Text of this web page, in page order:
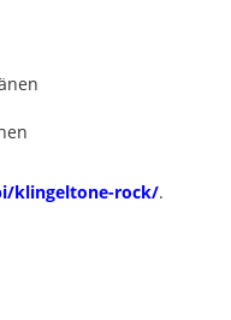
klingeltone-rock/.